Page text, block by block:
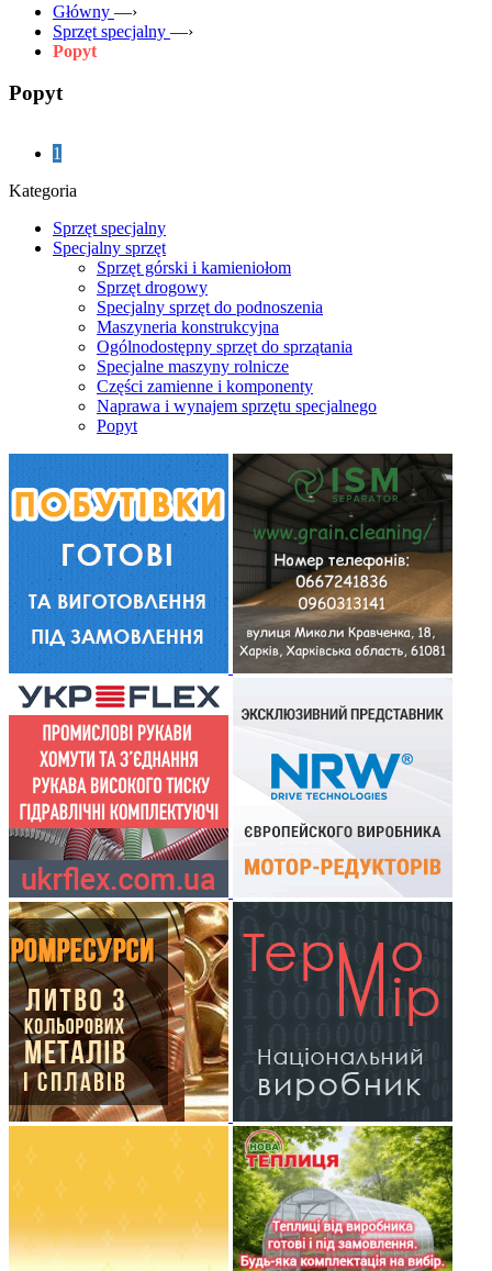
Główny —›
Sprzęt specjalny —›
Popyt
Popyt
1
Kategoria
Sprzęt specjalny
Specjalny sprzęt
Sprzęt górski i kamieniołom
Sprzęt drogowy
Specjalny sprzęt do podnoszenia
Maszyneria konstrukcyjna
Ogólnodostępny sprzęt do sprzątania
Specjalne maszyny rolnicze
Części zamienne i komponenty
Naprawa i wynajem sprzętu specjalnego
Popyt